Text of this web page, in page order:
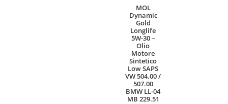
MOL
Dynamic
Gold
Longlife
5W-30 –
Olio
Motore
Sintetico
Low SAPS
VW 504.00 /
507.00
BMW LL-04
MB 229.51